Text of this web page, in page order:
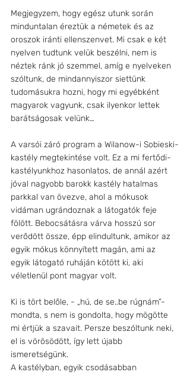
Megjegyzem, hogy egész utunk során
minduntalan éreztük a németek és az
oroszok iránti ellenszenvet. Mi csak e két
nyelven tudtunk velük beszélni, nem is
néztek ránk jó szemmel, amíg e nyelveken
szóltunk, de mindannyiszor siettünk
tudomásukra hozni, hogy mi egyébként
magyarok vagyunk, csak ilyenkor lettek
barátságosak velünk…
A varsói záró program a Wilanow-i Sobieski-
kastély megtekintése volt. Ez a mi fertődi-
kastélyunkhoz hasonlatos, de annál azért
jóval nagyobb barokk kastély hatalmas
parkkal van övezve, ahol a mókusok
vidáman ugrándoznak a látogatók feje
fölött. Bebocsátásra várva hosszú sor
verődött össze, épp elindultunk, amikor az
egyik mókus könnyített magán, ami az
egyik látogató ruháján kötött ki, aki
véletlenül pont magyar volt.
Ki is tört belőle, - „hú, de se..be rúgnám”-
mondta, s nem is gondolta, hogy mögötte
mi értjük a szavait. Persze beszóltunk neki,
el is vörösödött, így lett újabb
ismeretségünk.
A kastélyban, egyik csodásabban